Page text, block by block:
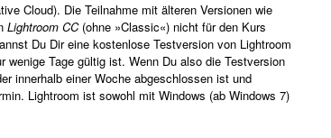
Cloud). Die Teilnahme mit älteren Versionen wie
Lightroom CC(ohne »Classic«) nicht für den Kurs
Du Dir eine kostenlose Testversion von Lightroom
Tage gültig ist. Wenn Du also die Testversion
innerhalb einer Woche abgeschlossen ist und
Lightroom ist sowohl mit Windows (ab Windows 7)